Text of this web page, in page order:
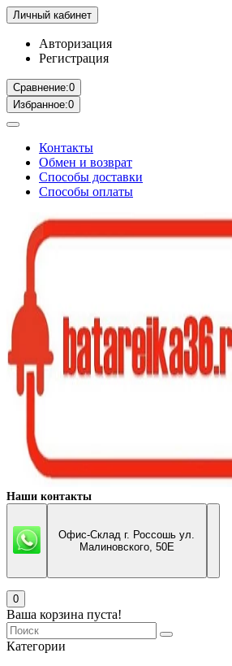
Личный кабинет
Авторизация
Регистрация
Сравнение:0
Избранное:0
Контакты
Обмен и возврат
Способы доставки
Способы оплаты
Наши контакты
Офис-Склад г. Россошь ул.
Малиновского, 50Е
0
Ваша корзина пуста!
Категории